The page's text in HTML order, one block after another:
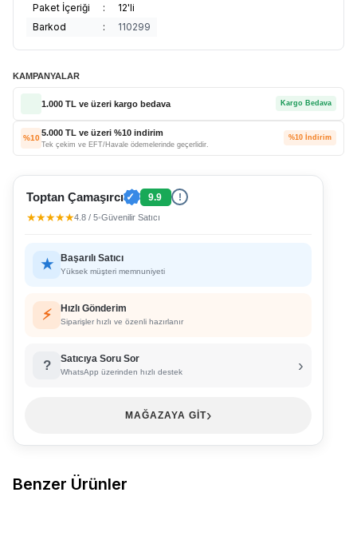
Paket İçeriği
:
12'li
Barkod
: 110299
KAMPANYALAR
1.000 TL ve üzeri kargo bedava Kargo Bedava
%10
5.000 TL ve üzeri %10 indirim
Tek çekim ve EFT/Havale ödemelerinde geçerlidir.
%10 İndirim
Toptan Çamaşırcı ✓ 9.9 !
★★★★★4.8 / 5•Güvenilir Satıcı
★ Başarılı Satıcı
Yüksek müşteri memnuniyeti
⚡ Hızlı Gönderim
Siparişler hızlı ve özenli hazırlanır
? Satıcıya Soru Sor
WhatsApp üzerinden hızlı destek ›
MAĞAZAYA GİT›
Benzer Ürünler